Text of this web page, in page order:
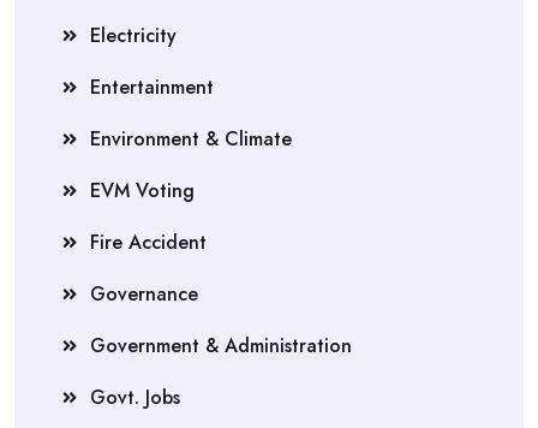
Electricity
Entertainment
Environment & Climate
EVM Voting
Fire Accident
Governance
Government & Administration
Govt. Jobs